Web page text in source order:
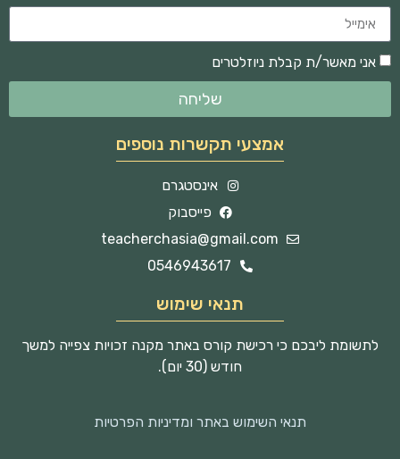
אני מאשר/ת קבלת ניוזלטרים
שליחה
אמצעי תקשרות נוספים
אינסטגרם
פייסבוק
teacherchasia@gmail.com
0546943617
תנאי שימוש
לתשומת ליבכם כי רכישת קורס באתר מקנה זכויות צפייה למשך
חודש (30 יום).
תנאי השימוש באתר ומדיניות הפרטיות